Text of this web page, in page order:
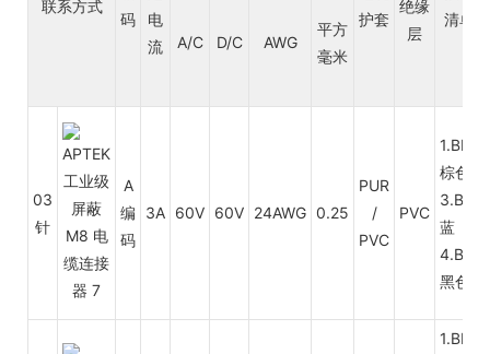
联系方式
码
电
流
护套
绝缘
层
清单
A/C D/C AWG
平方
毫米
03
针
A
编
码
3A 60V 60V 24AWG 0.25
PUR
/
PVC
PVC
1.BN
棕色
3.BU
蓝
4.BK
黑色
1.BN